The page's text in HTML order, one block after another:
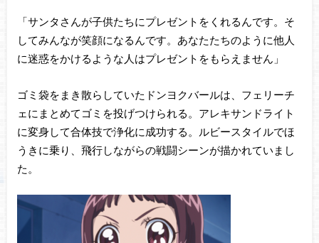
「サンタさんが子供たちにプレゼントをくれるんです。そ
してみんなが笑顔になるんです。あなたたちのように他人
に迷惑をかけるような人はプレゼントをもらえません」
ゴミ袋をまき散らしていたドンヨクバールは、フェリーチ
ェにまとめてゴミを投げつけられる。アレキサンドライト
に変身して合体技で浄化に成功する。ルビースタイルでほ
うきに乗り、飛行しながらの戦闘シーンが描かれていまし
た。